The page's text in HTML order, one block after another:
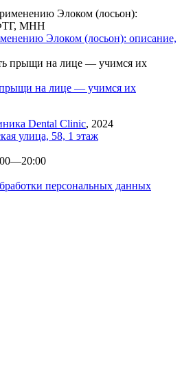
Элоком (лосьон): описание,
прыщи на лице — учимся их
Dental Clinic, 2024
улица, 58, 1 этаж
персональных данных